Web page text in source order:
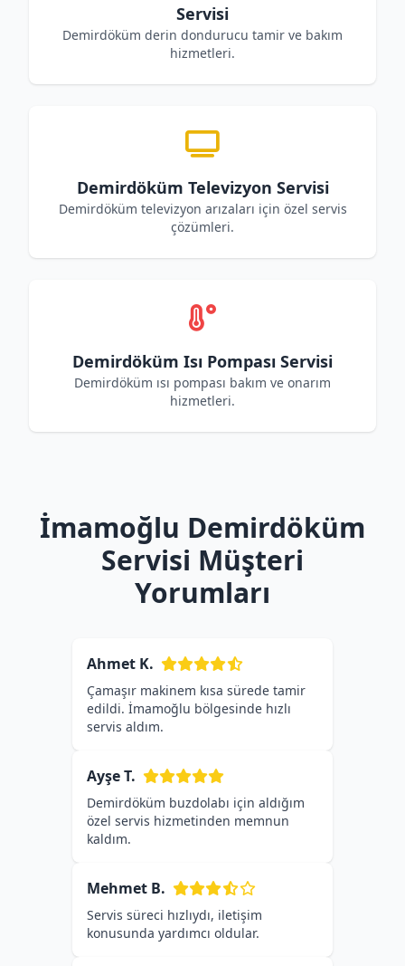
Servisi
Demirdöküm derin dondurucu tamir ve bakım
hizmetleri.
Demirdöküm Televizyon Servisi
Demirdöküm televizyon arızaları için özel servis
çözümleri.
Demirdöküm Isı Pompası Servisi
Demirdöküm ısı pompası bakım ve onarım
hizmetleri.
İmamoğlu Demirdöküm
Servisi Müşteri
Yorumları
Ahmet K.
Çamaşır makinem kısa sürede tamir
edildi. İmamoğlu bölgesinde hızlı
servis aldım.
Ayşe T.
Demirdöküm buzdolabı için aldığım
özel servis hizmetinden memnun
kaldım.
Mehmet B.
Servis süreci hızlıydı, iletişim
konusunda yardımcı oldular.